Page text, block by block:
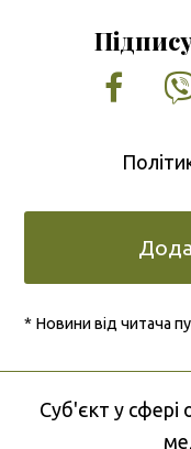
* Новини від читача
Cуб'єкт у сфері